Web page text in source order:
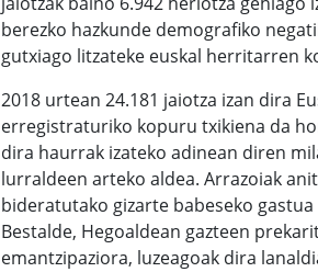
berezko hazkunde demografiko
gutxiago litzateke euskal herritarren
2018 urtean 24.181 jaiotza izan dira
erregistraturiko kopuru txikiena da
dira haurrak izateko adinean diren
lurraldeen arteko aldea. Arrazoiak
bideratutako gizarte babeseko
Bestalde, Hegoaldean gazteen
emantzipaziora, luzeagoak dira